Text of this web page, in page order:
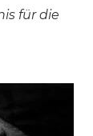
für die